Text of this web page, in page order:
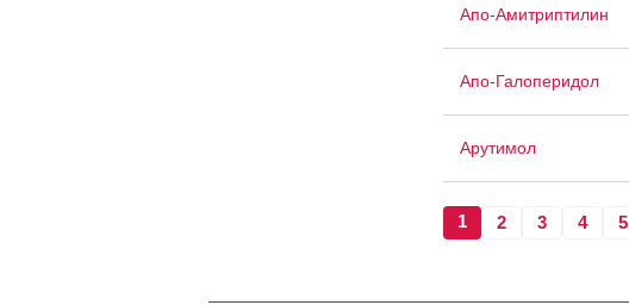
Апо-Амитриптилин
Апо-Галоперидол
Арутимол
1 2 3 4 5